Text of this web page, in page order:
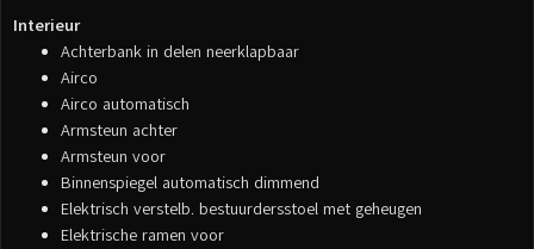
Interieur
Achterbank in delen neerklapbaar
Airco
Airco automatisch
Armsteun achter
Armsteun voor
Binnenspiegel automatisch dimmend
Elektrisch verstelb. bestuurdersstoel met geheugen
Elektrische ramen voor